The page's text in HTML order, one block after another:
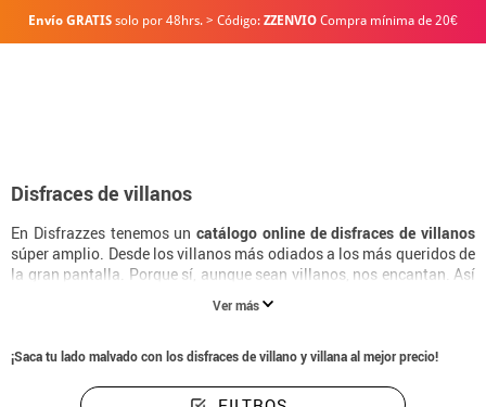
Envío GRATIS solo por 48hrs. > Código: ZZENVIO Compra mínima de 20€
Disfraces de villanos
En Disfrazzes tenemos uncatálogo online de disfraces de villanos
súper amplio. Desde los villanos más odiados a los más queridos de
la gran pantalla. Porque sí, aunque sean villanos, nos encantan. Así
protagonistas y antagonistas de los de siempre, para combatir el
personajes, y muchas de esas veces los villanos tienen mejor
eliges?
Ver más
¡Saca tu lado malvado con los disfraces de villano y villana al mejor precio!